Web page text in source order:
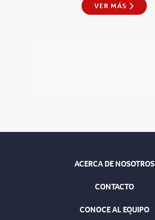
VER MÁS
ACERCA DE NOSOTROS
CONTACTO
CONOCE AL EQUIPO